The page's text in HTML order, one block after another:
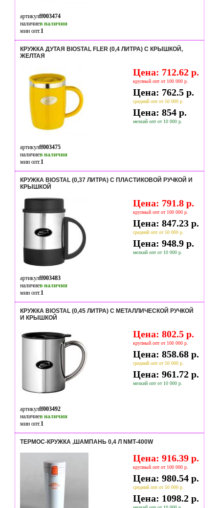
артикулff003474
наличиев наличии
мин опт.1
КРУЖКА ДУТАЯ BIOSTAL FLER (0,4 ЛИТРА) С КРЫШКОЙ,
ЖЕЛТАЯ
Цена: 712.62 р.
крупный опт от 100 000 р.
Цена: 762.5 р.
средний опт от 50 000 р.
Цена: 854 р.
мелкий опт от 10 000 р.
артикулff003475
наличиев наличии
мин опт.1
КРУЖКА BIOSTAL (0,37 ЛИТРА) С ПЛАСТИКОВОЙ РУЧКОЙ И
КРЫШКОЙ
Цена: 791.8 р.
крупный опт от 100 000 р.
Цена: 847.23 р.
средний опт от 50 000 р.
Цена: 948.9 р.
мелкий опт от 10 000 р.
артикулff003483
наличиев наличии
мин опт.1
КРУЖКА BIOSTAL (0,45 ЛИТРА) C МЕТАЛЛИЧЕСКОЙ РУЧКОЙ
И КРЫШКОЙ
Цена: 802.5 р.
крупный опт от 100 000 р.
Цена: 858.68 р.
средний опт от 50 000 р.
Цена: 961.72 р.
мелкий опт от 10 000 р.
артикулff003492
наличиев наличии
мин опт.1
ТЕРМОС-КРУЖКА ,ШАМПАНЬ 0,4 Л NMT-400W
Цена: 916.39 р.
крупный опт от 100 000 р.
Цена: 980.54 р.
средний опт от 50 000 р.
Цена: 1098.2 р.